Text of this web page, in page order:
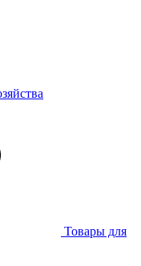
Товары для